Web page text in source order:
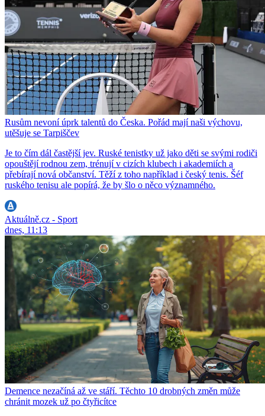
Rusům nevoní úprk talentů do Česka. Pořád mají naši výchovu,
utěšuje se Tarpiščev
Je to čím dál častější jev. Ruské tenistky už jako děti se svými rodiči
opouštějí rodnou zem, trénují v cizích klubech i akademiích a
přebírají nová občanství. Těží z toho například i český tenis. Šéf
ruského tenisu ale popírá, že by šlo o něco významného.
Aktuálně.cz - Sport
dnes, 11:13
Demence nezačíná až ve stáří. Těchto 10 drobných změn může
chránit mozek už po čtyřicítce